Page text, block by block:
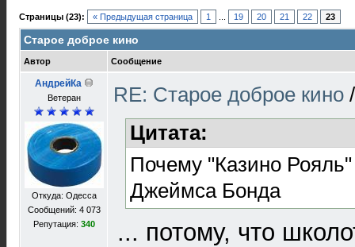
Страницы (23): « Предыдущая страница 1 19 20 21 22 23
Старое доброе кино
Автор Сообщение
АндрейКа
Ветеран
Откуда: Одесса
Сообщений: 4 073
Репутация: 340
RE: Старое доброе кино
Цитата:
Почему "Казино
Джеймса Бонда
... потому, что